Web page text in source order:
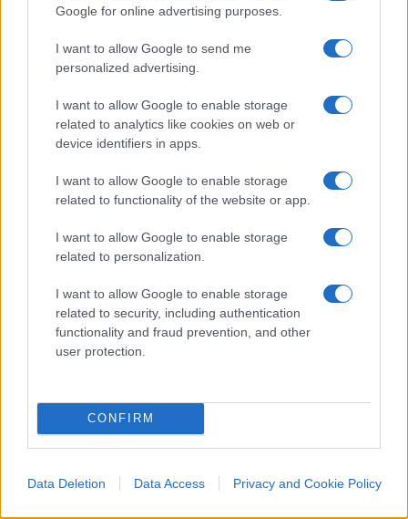
Google for online advertising purposes.
I want to allow Google to send me
personalized advertising.
I want to allow Google to enable storage
related to analytics like cookies on web or
device identifiers in apps.
I want to allow Google to enable storage
related to functionality of the website or app.
I want to allow Google to enable storage
related to personalization.
I want to allow Google to enable storage
related to security, including authentication
functionality and fraud prevention, and other
user protection.
CONFIRM
Data Deletion Data Access Privacy and Cookie Policy
Sospesanon è il diario di una no vax, o meglio è
coraggio ha voluto perseguire le proprie
convinzioni in un mondo, quello attuale, che si
stesso stabilisce il perimetro della cittadella fuori
dalle cui mura libertà e democrazia non contano
più un accidente.
Nicola Porro, Il Giornale 5 giugno 2022
#COVID #LAVORO #LIBERTÀ
#RESTRIZIONI
Leggi i commenti
SEDUTE SATIRICHE